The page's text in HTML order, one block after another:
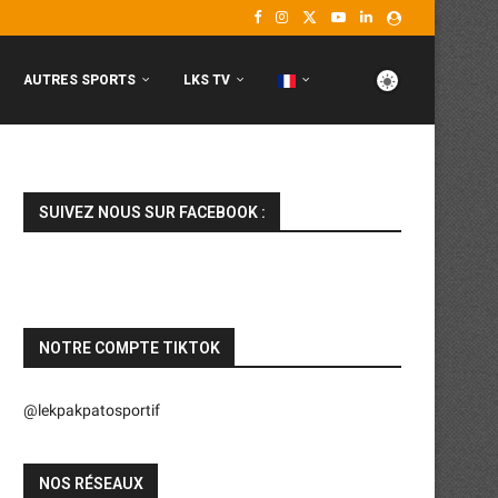
AUTRES SPORTS LKS TV
SUIVEZ NOUS SUR FACEBOOK :
NOTRE COMPTE TIKTOK
@lekpakpatosportif
NOS RÉSEAUX